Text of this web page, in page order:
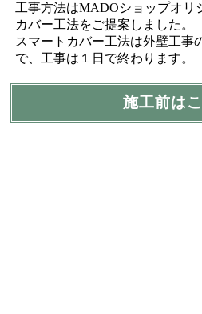
工事方法はMADOショップオリ
カバー工法をご提案しました。
スマートカバー工法は外壁工事
で、工事は１日で終わります。
施工前は